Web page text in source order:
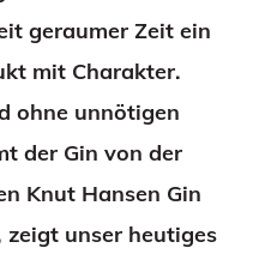
geraumer Zeit ein
mit Charakter.
ohne unnötigen
der Gin von der
Knut Hansen Gin
unser heutiges